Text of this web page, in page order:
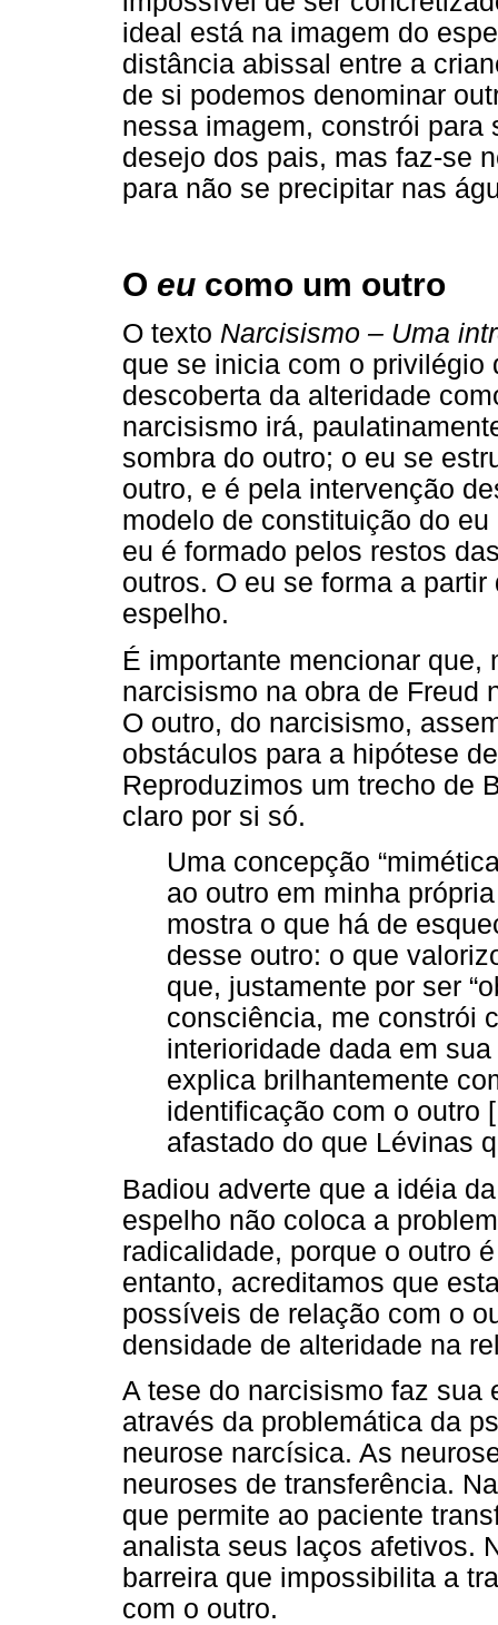
ideal está na imagem do
distância abissal entre a
de si podemos denominar
nessa imagem, constrói
desejo dos pais, mas faz-se
para não se precipitar nas
O eu como um outro
O texto Narcisismo – Uma
que se inicia com o privilégio
descoberta da alteridade
narcisismo irá,
sombra do outro; o eu se
outro, e é pela intervenção
modelo de constituição do
eu é formado pelos restos
outros. O eu se forma a
espelho.
É importante mencionar
narcisismo na obra de Freud
O outro, do narcisismo,
obstáculos para a hipótese
Reproduzimos um trecho de
claro por si só.
Uma concepção
ao outro em minha
mostra o que há de
desse outro: o que
que, justamente por ser
consciência, me constrói
interioridade dada em
explica brilhantemente
identificação com o
afastado do que Lévinas
Badiou adverte que a idéia
espelho não coloca a
radicalidade, porque o outro
entanto, acreditamos que
possíveis de relação com o
densidade de alteridade na
A tese do narcisismo faz sua
através da problemática da
neurose narcísica. As
neuroses de transferência.
que permite ao paciente
analista seus laços afetivos.
barreira que impossibilita a
com o outro.